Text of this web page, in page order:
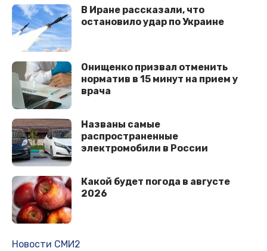
В Иране рассказали, что
остановило удар по Украине
Онищенко призвал отменить
норматив в 15 минут на прием у
врача
Названы самые
распространенные
электромобили в России
Какой будет погода в августе
2026
Новости СМИ2